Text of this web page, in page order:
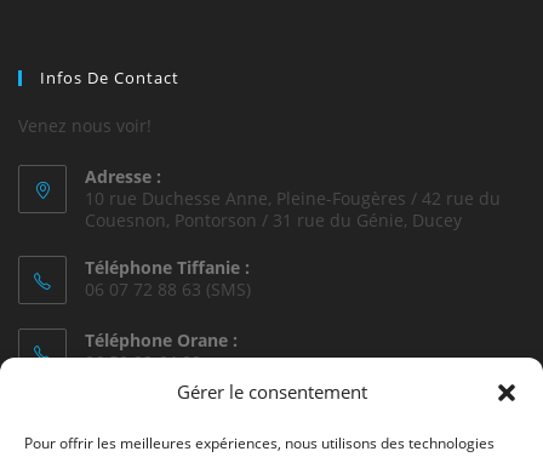
Gérer le consentement
Pour offrir les meilleures expériences, nous utilisons des technologies
Infos De Contact
Venez nous voir!
Adresse :
10 rue Duchesse Anne, Pleine-Fougères / 42 rue du
Couesnon, Pontorson / 31 rue du Génie, Ducey
Téléphone Tiffanie :
06 07 72 88 63 (SMS)
Téléphone Orane :
06 50 82 64 88
06 85 43 55 91